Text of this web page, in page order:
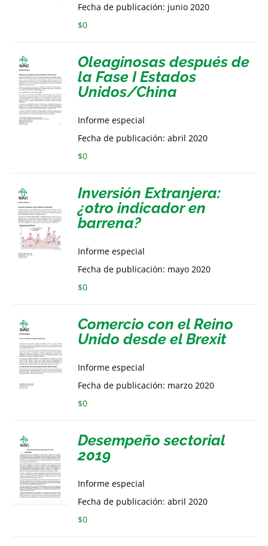
Fecha de publicación: junio 2020
$0
Oleaginosas después de
la Fase I Estados
Unidos/China
Informe especial
Fecha de publicación: abril 2020
$0
Inversión Extranjera:
¿otro indicador en
barrena?
Informe especial
Fecha de publicación: mayo 2020
$0
Comercio con el Reino
Unido desde el Brexit
Informe especial
Fecha de publicación: marzo 2020
$0
Desempeño sectorial
2019
Informe especial
Fecha de publicación: abril 2020
$0